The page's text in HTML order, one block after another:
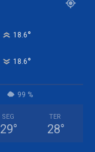
18.6°
18.6°
99 %
SEG
29°
TER
28°